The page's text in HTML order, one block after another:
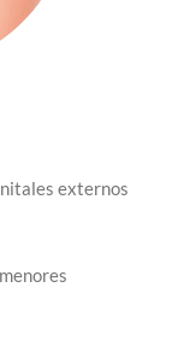
externos